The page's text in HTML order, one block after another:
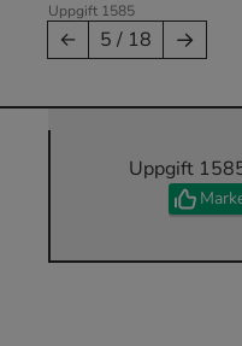
Uppgift 1585
← 5 / 18 →
Uppgift